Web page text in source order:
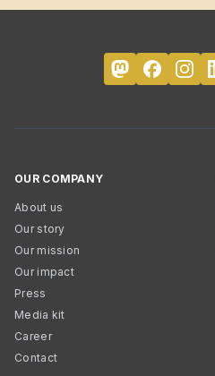
OUR COMPANY
About us
Our story
Our mission
Our impact
Press
Media kit
Career
Contact